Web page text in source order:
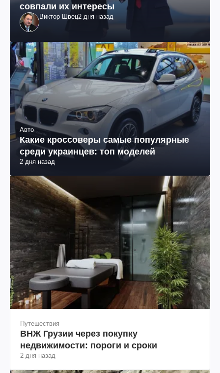
совпали их интересы
Виктор Швец2 дня назад
Авто
Какие кроссоверы самые популярные
среди украинцев: топ моделей
2 дня назад
Путешествия
ВНЖ Грузии через покупку
недвижимости: пороги и сроки
2 дня назад